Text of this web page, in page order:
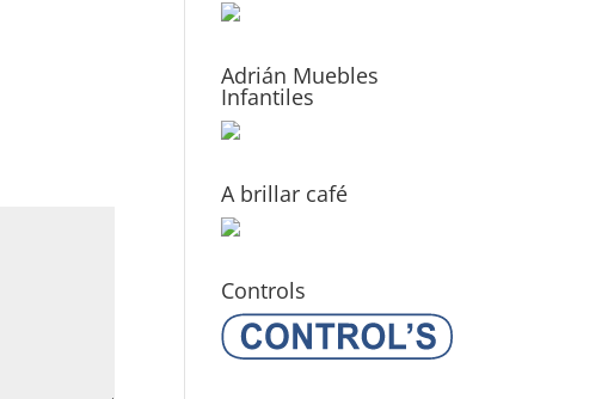
Adrián Muebles
Infantiles
A brillar café
Controls